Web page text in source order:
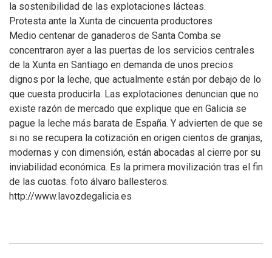
la sostenibilidad de las explotaciones lácteas.
Protesta ante la Xunta de cincuenta productores
Medio centenar de ganaderos de Santa Comba se
concentraron ayer a las puertas de los servicios centrales
de la Xunta en Santiago en demanda de unos precios
dignos por la leche, que actualmente están por debajo de lo
que cuesta producirla. Las explotaciones denuncian que no
existe razón de mercado que explique que en Galicia se
pague la leche más barata de España. Y advierten de que se
si no se recupera la cotización en origen cientos de granjas,
modernas y con dimensión, están abocadas al cierre por su
inviabilidad económica. Es la primera movilización tras el fin
de las cuotas. foto álvaro ballesteros.
http://www.lavozdegalicia.es